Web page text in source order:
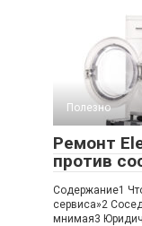
Полезно
Ремонт
против
Содержание1
сервиса»2
мнимая3